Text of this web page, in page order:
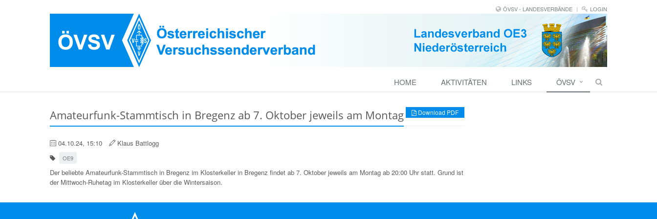
ÖVSV - LANDESVERBÄNDE LOGIN
HOME AKTIVITÄTEN LINKS ÖVSV
Download PDF
Amateurfunk-Stammtisch in Bregenz ab 7. Oktober jeweils am Montag
04.10.24, 15:10 Klaus Battlogg
OE9
Der beliebte Amateurfunk-Stammtisch in Bregenz im Klosterkeller in Bregenz findet ab 7. Oktober jeweils am Montag ab 20:00 Uhr statt. Grund ist
der Mittwoch-Ruhetag im Klosterkeller über die Wintersaison.